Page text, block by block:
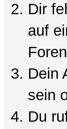
Dir
auf
Dein
sein
Du